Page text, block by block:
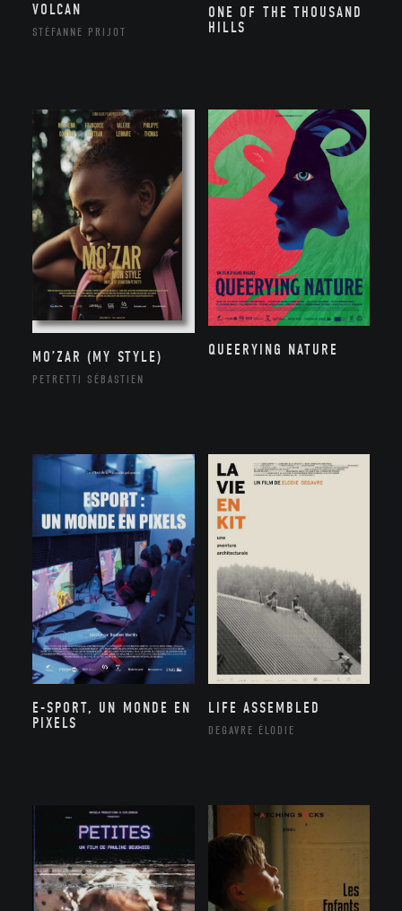
VOLCAN
STÉFANNE PRIJOT
ONE OF THE THOUSAND
HILLS
MO’ZAR (MY STYLE)
PETRETTI SÉBASTIEN
QUEERYING NATURE
E-SPORT, UN MONDE EN
PIXELS
LIFE ASSEMBLED
DEGAVRE ÉLODIE